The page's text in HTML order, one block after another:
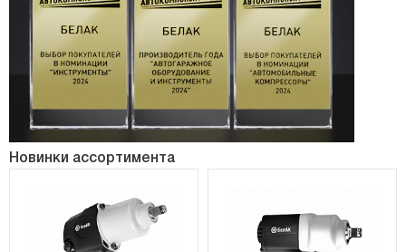
Новинки ассортимента